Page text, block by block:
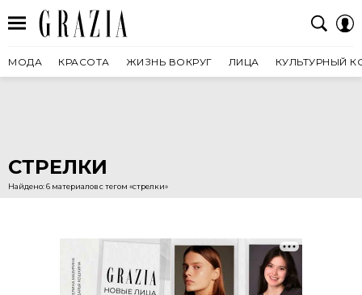
МОДА КРАСОТА ЖИЗНЬ ВОКРУГ ЛИЦА КУЛЬТУРНЫЙ
СТРЕЛКИ
Найдено: 6 материалов с тегом «стрелки»